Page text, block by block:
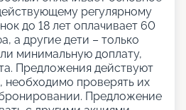
регулярному
до 18 лет оплачивает 60
а другие дети – только
минимальную доплату,
Предложения действуют
необходимо проверять их
Предложение